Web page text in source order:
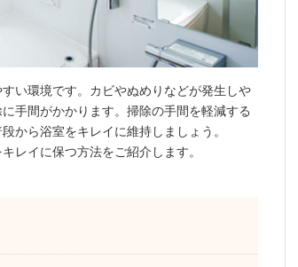
い環境です。カビやぬめりなどが発生しや
手間がかかります。掃除の手間を軽減する
から浴室をキレイに維持しましょう。
レイに保つ方法をご紹介します。